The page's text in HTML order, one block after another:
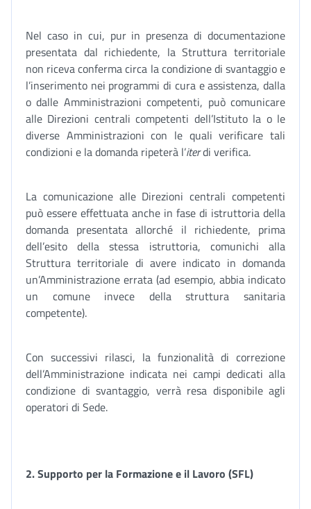
Nel caso in cui, pur in presenza di documentazione
presentata dal richiedente, la Struttura territoriale
non riceva conferma circa la condizione di svantaggio e
l’inserimento nei programmi di cura e assistenza, dalla
o dalle Amministrazioni competenti, può comunicare
alle Direzioni centrali competenti dell’Istituto la o le
diverse Amministrazioni con le quali verificare tali
condizioni e la domanda ripeterà l’iterdi verifica.
La comunicazione alle Direzioni centrali competenti
può essere effettuata anche in fase di istruttoria della
domanda presentata allorché il richiedente, prima
dell’esito della stessa istruttoria, comunichi alla
Struttura territoriale di avere indicato in domanda
un’Amministrazione errata (ad esempio, abbia indicato
un comune invece della struttura sanitaria
competente).
Con successivi rilasci, la funzionalità di correzione
dell’Amministrazione indicata nei campi dedicati alla
condizione di svantaggio, verrà resa disponibile agli
operatori di Sede.
2.Supporto per la Formazione e il Lavoro (SFL)